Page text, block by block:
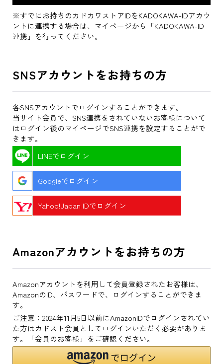
※すでにお持ちのカドカワストアIDをKADOKAWA-IDアカウ
ントに連携する場合は、マイページから「KADOKAWA-ID
連携」を行ってください。
SNSアカウントをお持ちの方
各SNSアカウントでログインすることができます。
当サイト会員で、SNS連携をされていないお客様について
はログイン後のマイページでSNS連携を設定することがで
きます。
LINEでログイン
Googleでログイン
Yahoo!Japan IDでログイン
Amazonアカウントをお持ちの方
Amazonアカウントを利用して会員登録されたお客様は、
AmazonのID、パスワードで、ログインすることができま
す。
ご注意：2024年11月5日以前にAmazonIDでログインされてい
た方はカドスト会員としてログインいただく必要がありま
す。「会員のお客様」をご確認ください。